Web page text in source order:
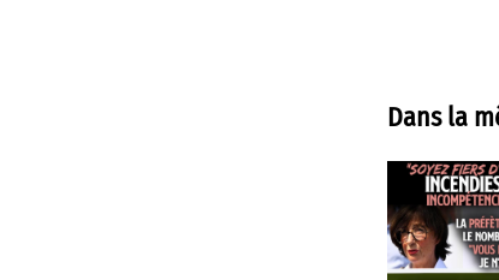
Dans la